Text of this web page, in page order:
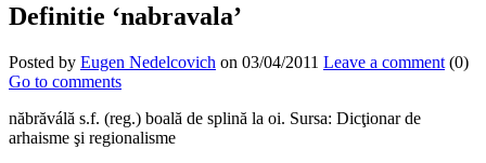
Definitie ‘nabravala’
Posted by Eugen Nedelcovich on 03/04/2011 Leave a comment (0)
Go to comments
năbrăválă s.f. (reg.) boală de splină la oi. Sursa: Dicţionar de
arhaisme şi regionalisme